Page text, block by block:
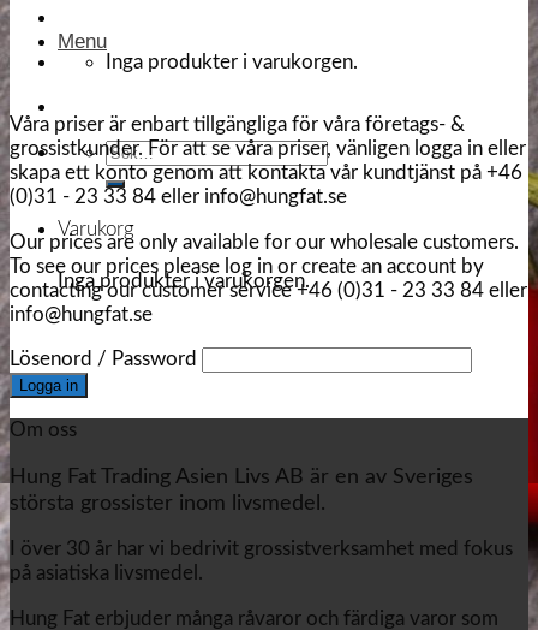
Inga produkter i varukorgen.
Sök
efter:
Varukorg
Inga produkter i varukorgen.
Menu
Våra priser är enbart tillgängliga för våra företags- &
grossistkunder. För att se våra priser, vänligen logga in eller
skapa ett konto genom att kontakta vår kundtjänst på +46
(0)31 - 23 33 84 eller info@hungfat.se
Our prices are only available for our wholesale customers.
To see our prices please log in or create an account by
contacting our customer service +46 (0)31 - 23 33 84 eller
info@hungfat.se
Lösenord / Password
Om oss
Hung Fat Trading Asien Livs AB är en av Sveriges
största grossister inom livsmedel.
I över 30 år har vi bedrivit grossistverksamhet med fokus
på asiatiska livsmedel.
Hung Fat erbjuder många råvaror och färdiga varor som